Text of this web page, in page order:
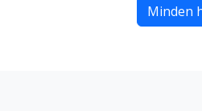
Minden